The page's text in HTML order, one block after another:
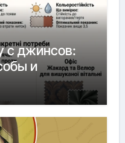
с джинсов:
и